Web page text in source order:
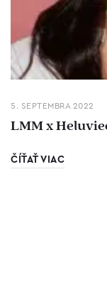
5. SEPTEMBRA 2022
LMM x
ČÍŤAŤ VIAC